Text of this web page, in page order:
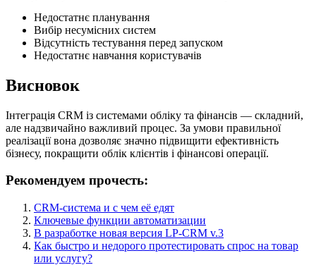
Недостатнє планування
Вибір несумісних систем
Відсутність тестування перед запуском
Недостатнє навчання користувачів
Висновок
Інтеграція CRM із системами обліку та фінансів — складний,
але надзвичайно важливий процес. За умови правильної
реалізації вона дозволяє значно підвищити ефективність
бізнесу, покращити облік клієнтів і фінансові операції.
Рекомендуем прочесть:
CRM-система и с чем её едят
Ключевые функции автоматизации
В разработке новая версия LP-CRM v.3
Как быстро и недорого протестировать спрос на товар
или услугу?